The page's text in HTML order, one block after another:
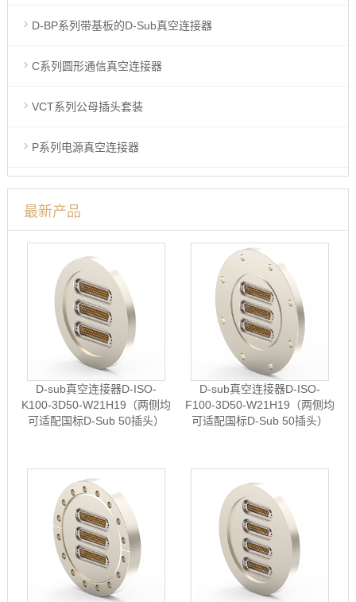
D-BP系列带基板的D-Sub真空连接器
C系列圆形通信真空连接器
VCT系列公母插头套装
P系列电源真空连接器
最新产品
D-sub真空连接器D-ISO-
K100-3D50-W21H19（两侧均
可适配国标D-Sub 50插头）
D-sub真空连接器D-ISO-
F100-3D50-W21H19（两侧均
可适配国标D-Sub 50插头）